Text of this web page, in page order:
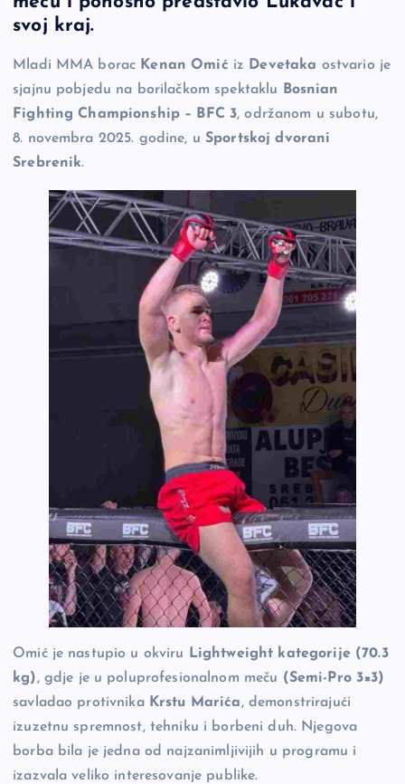
b
o
o
k
Li
n
k
er
svoj kraj.
Mladi MMA borac Kenan Omić iz Devetaka ostvario je
sjajnu pobjedu na borilačkom spektaklu Bosnian
Fighting Championship – BFC 3, održanom u subotu,
8. novembra 2025. godine, uSportskoj dvorani
Srebrenik.
Omić je nastupio u okviru
Lightweight kategorije (70.3
kg), gdje je u poluprofesionalnom meču (Semi-Pro 3×3)
savladao protivnika Krstu Marića, demonstrirajući
izuzetnu spremnost, tehniku i borbeni duh. Njegova
borba bila je jedna od najzanimljivijih u programu i
izazvala veliko interesovanje publike.